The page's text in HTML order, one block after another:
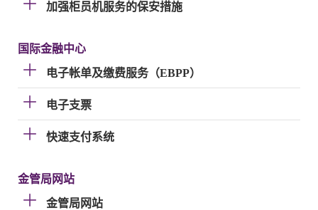
加强柜员机服务的保安措施
国际金融中心
电子帐单及缴费服务（EBPP）
电子支票
快速支付系统
金管局网站
金管局网站